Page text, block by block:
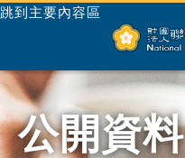
跳到主要內容區
公開資料